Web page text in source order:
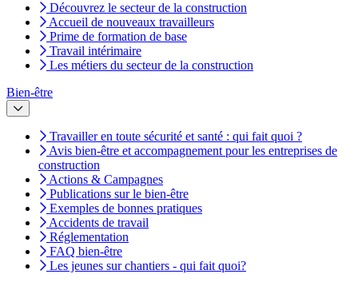
Découvrez le secteur de la construction
Accueil de nouveaux travailleurs
Prime de formation de base
Travail intérimaire
Les métiers du secteur de la construction
Bien-être
Travailler en toute sécurité et santé : qui fait quoi ?
Avis bien-être et accompagnement pour les entreprises de
construction
Actions & Campagnes
Publications sur le bien-être
Exemples de bonnes pratiques
Accidents de travail
Réglementation
FAQ bien-être
Les jeunes sur chantiers - qui fait quoi?